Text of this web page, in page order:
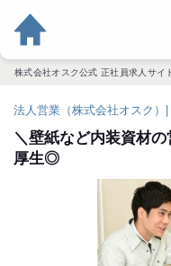
株式会社オスク公式 正社員求人サイ
法人営業（株式会社オスク）|
＼壁紙など内装資材
厚生◎